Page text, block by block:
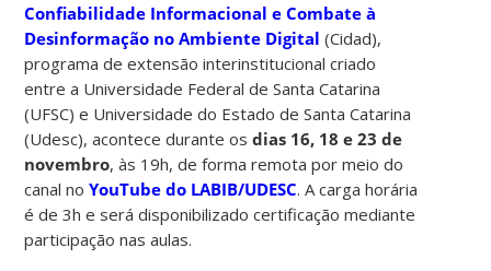
Confiabilidade Informacional e Combate à
Desinformação no Ambiente Digital (Cidad),
programa de extensão interinstitucional criado
entre a Universidade Federal de Santa Catarina
(UFSC) e Universidade do Estado de Santa Catarina
(Udesc), acontece durante osdias 16, 18 e 23 de
novembro, às 19h, de forma remota por meio do
canal noYouTube do LABIB/UDESC. A carga horária
é de 3h e será disponibilizado certificação mediante
participação nas aulas.